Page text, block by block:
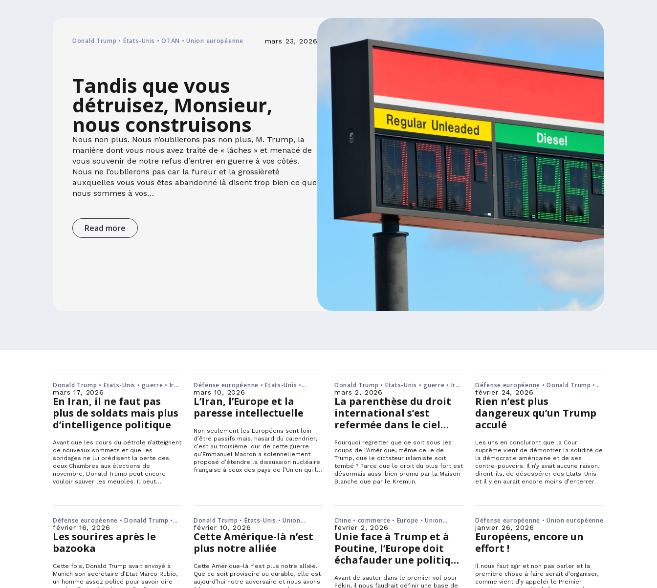
Donald Trump • États-Unis • OTAN • Union européenne mars 23, 2026
Tandis que vous
détruisez, Monsieur,
nous construisons
Nous non plus. Nous n’oublierons pas non plus, M. Trump, la
manière dont vous nous avez traité de « lâches » et menacé de
vous souvenir de notre refus d’entrer en guerre à vos côtés.
Nous ne l’oublierons pas car la fureur et la grossièreté
auxquelles vous vous êtes abandonné là disent trop bien ce que
nous sommes à vos…
Read more
Donald Trump • États-Unis • guerre • Iran
• Moyen-Orient • paix
mars 17, 2026
En Iran, il ne faut pas
plus de soldats mais plus
d’intelligence politique
Avant que les cours du pétrole n’atteignent
de nouveaux sommets et que les
sondages ne lui prédisent la perte des
deux Chambres aux élections de
novembre, Donald Trump peut encore
vouloir sauver les meubles. Il peut
Proche-Orient ?
Défense européenne • États-Unis •
France • Iran
mars 10, 2026
L’Iran, l’Europe et la
paresse intellectuelle
Non seulement les Européens sont loin
d’être passifs mais, hasard du calendrier,
c’est au troisième jour de cette guerre
qu’Emmanuel Macron a solennellement
proposé d’étendre la dissuasion nucléaire
française à ceux des pays de l’Union qui le
Donald Trump • États-Unis • guerre • Iran
• Khamenei • Moyen-Orient
mars 2, 2026
La parenthèse du droit
international s’est
refermée dans le ciel
Pourquoi regretter que ce soit sous les
coups de l’Amérique, même celle de
Trump, que le dictateur islamiste soit
tombé ? Parce que le droit du plus fort est
désormais aussi bien promu par la Maison
Blanche que par le Kremlin.
Défense européenne • Donald Trump •
droits de douane • États-Unis • Union
européenne
février 24, 2026
Rien n’est plus
dangereux qu’un Trump
acculé
Les uns en concluront que la Cour
suprême vient de démontrer la solidité de
la démocratie américaine et de ses
contre-pouvoirs. Il n’y avait aucune raison,
diront-ils, de désespérer des Etats-Unis
et il y en aurait encore moins d’enterrer
parenthèse qui se referme. […]
Défense européenne • Donald Trump •
États-Unis • Marco Rubio • OTAN • Union
européenne
février 16, 2026
Les sourires après le
bazooka
Cette fois, Donald Trump avait envoyé à
Munich son secrétaire d’Etat Marco Rubio,
un homme assez policé pour savoir dire
Donald Trump • États-Unis • Union
européenne
février 10, 2026
Cette Amérique-là n’est
plus notre alliée
Cette Amérique-là n’est plus notre alliée.
Que ce soit provisoire ou durable, elle est
aujourd’hui notre adversaire et nous avons
Chine • commerce • Europe • Union
européenne
février 2, 2026
Unie face à Trump et à
Poutine, l’Europe doit
échafauder une politique
face à la Chine
Avant de sauter dans le premier vol pour
Pékin, il nous faudrait définir une base de
Défense européenne • Union européenne
janvier 26, 2026
Européens, encore un
effort !
Il nous faut agir et non pas parler et la
première chose à faire serait d’organiser,
comme vient d’y appeler le Premier